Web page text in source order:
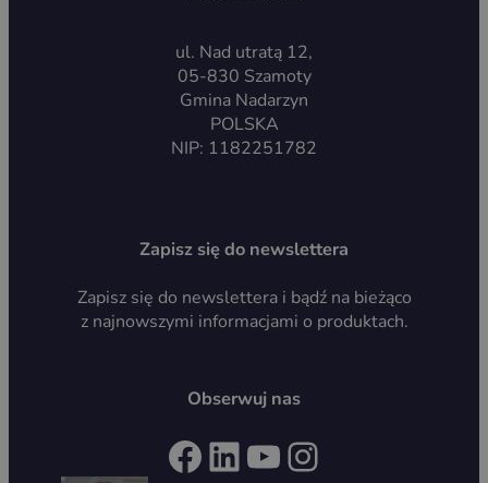
ul. Nad utratą 12,
05-830 Szamoty
Gmina Nadarzyn
POLSKA
NIP: 1182251782
Zapisz się do newslettera
Zapisz się do newslettera i bądź na bieżąco
z najnowszymi informacjami o produktach.
Obserwuj nas
Facebook LinkedIn YouTube Instagram